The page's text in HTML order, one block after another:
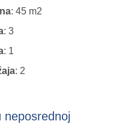
: 45 m2
: 3
: 1
: 2
neposrednoj